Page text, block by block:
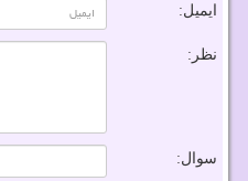
ایمیل:
نظر:
سوال: